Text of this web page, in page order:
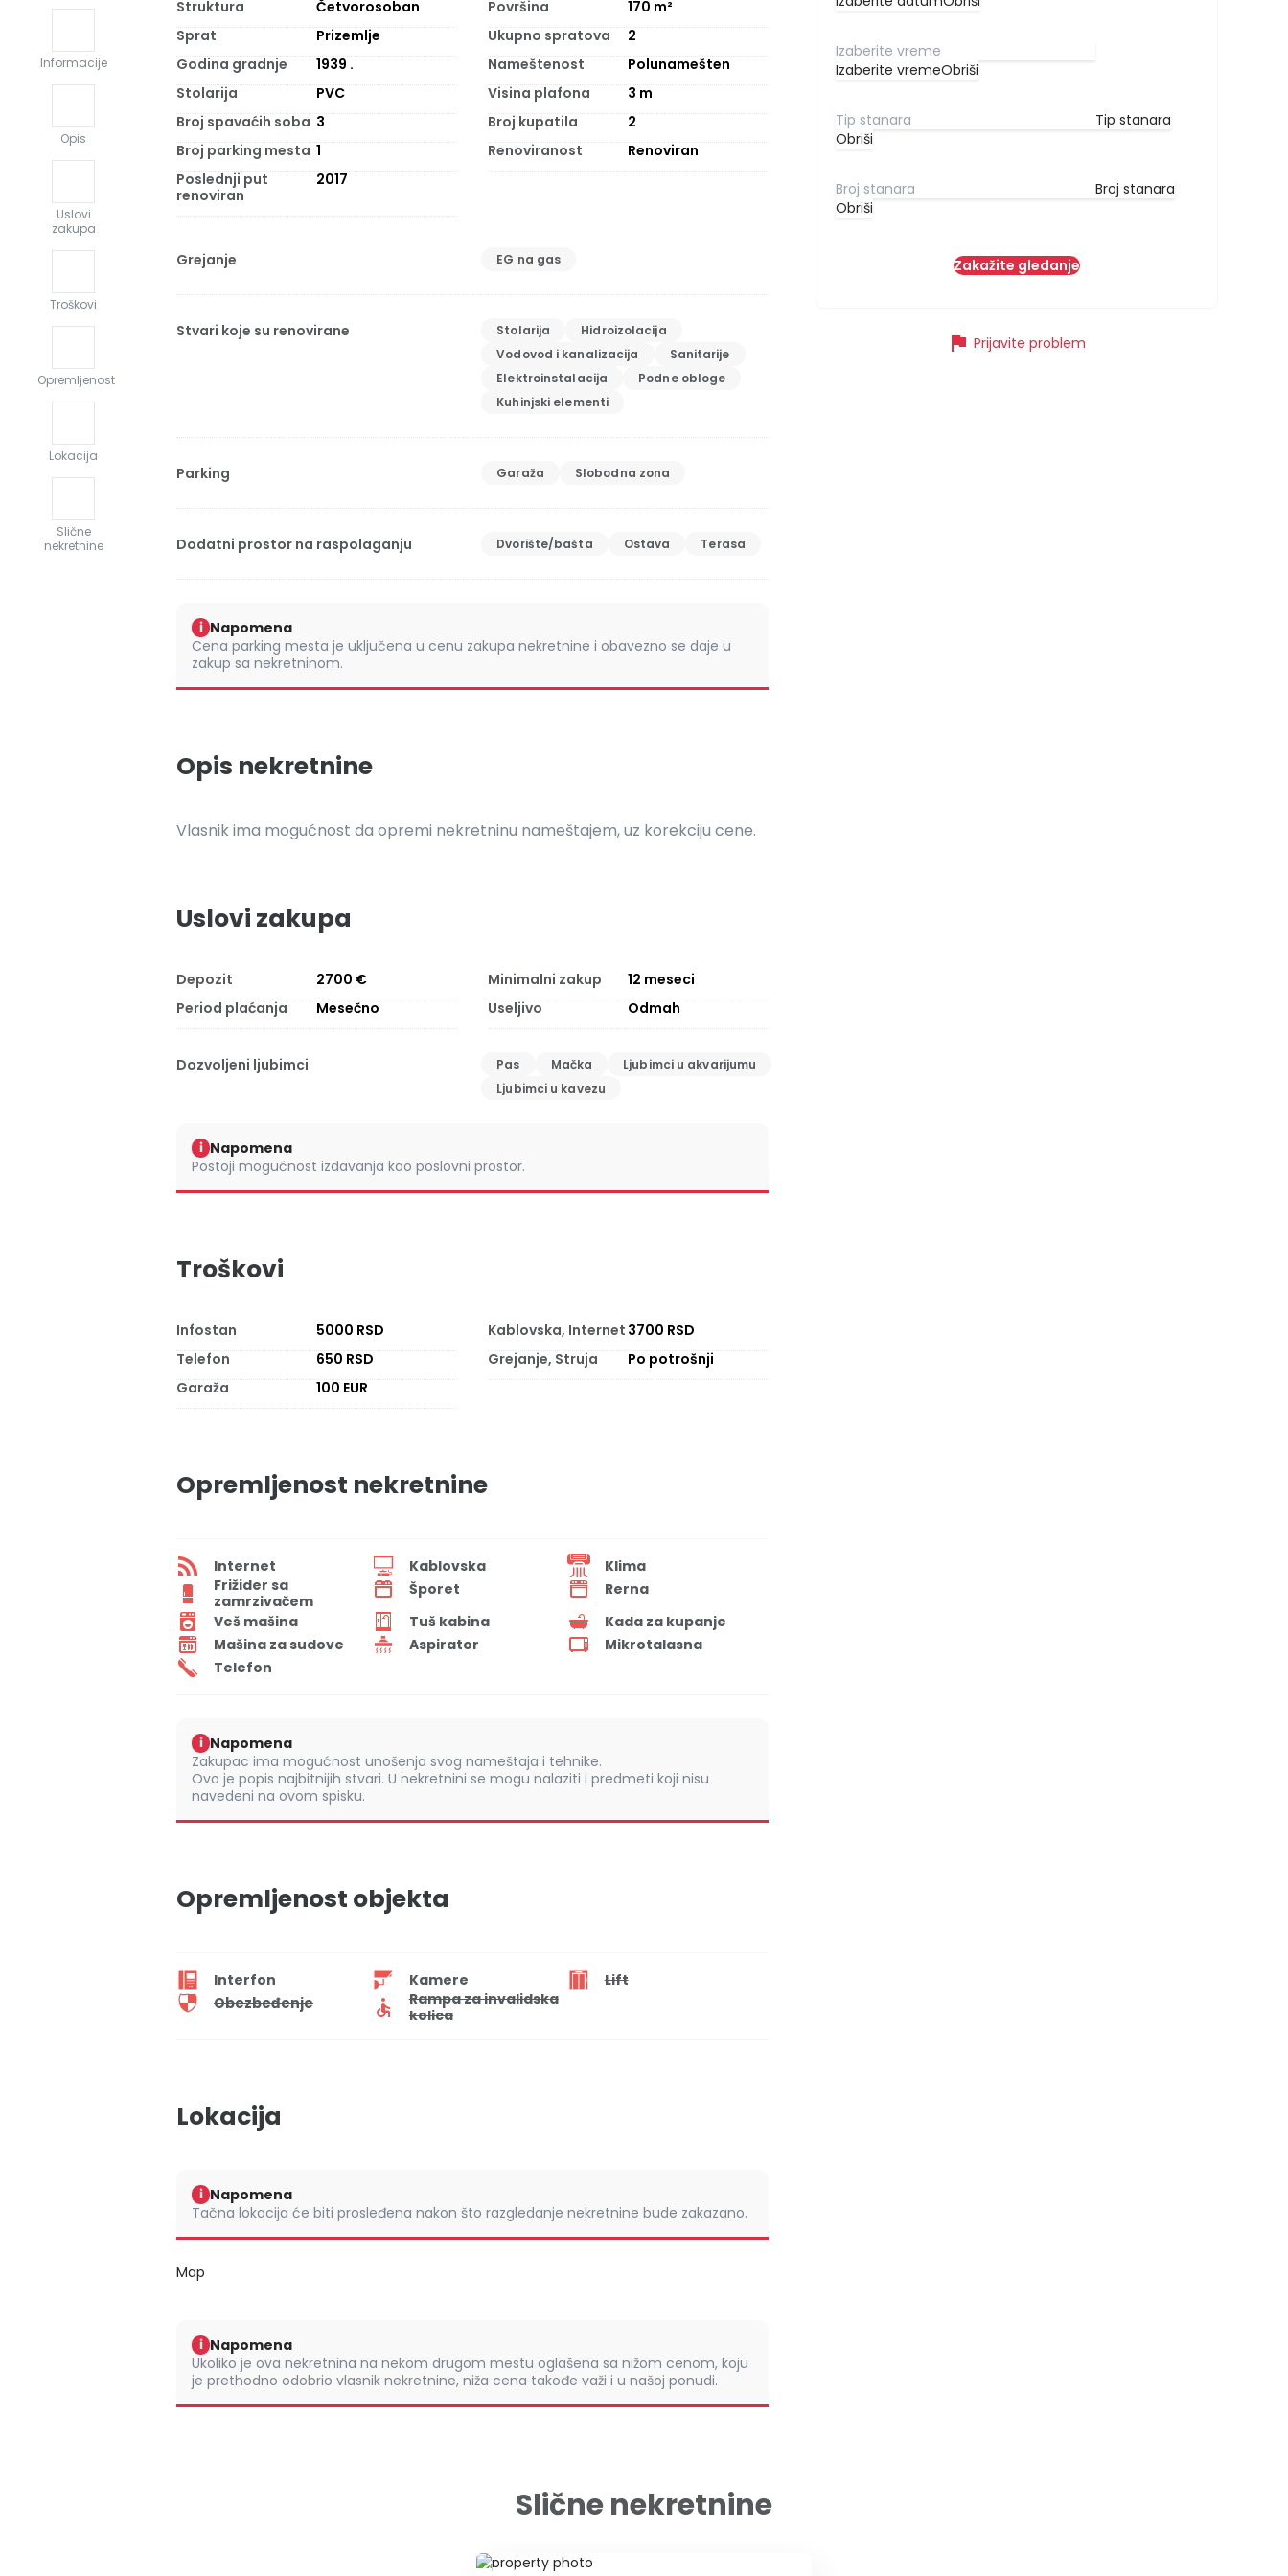
Informacije
Opis
Uslovi
zakupa
Troškovi
Opremljenost
Lokacija
Slične
nekretnine
Struktura Četvorosoban Površina 170 m²
Sprat
Prizemlje Ukupno spratova
2
Godina gradnje
1939 . Nameštenost
Polunamešten
Stolarija
PVC Visina plafona 3 m
Broj spavaćih soba 3 Broj kupatila
2
Broj parking mesta 1 Renoviranost
Renoviran
Poslednji put
renoviran
2017
Grejanje EG na gas
Stvari koje su renovirane Stolarija
Hidroizolacija
Vodovod i kanalizacija
Sanitarije
Elektroinstalacija
Podne obloge
Kuhinjski elementi
Parking Garaža Slobodna zona
Dodatni prostor na raspolaganju Dvorište/bašta Ostava Terasa
i Napomena
Cena parking mesta je uključena u cenu zakupa nekretnine i obavezno se daje u
zakup sa nekretninom.
Opis nekretnine
Vlasnik ima mogućnost da opremi nekretninu nameštajem, uz korekciju cene.
Uslovi zakupa
Depozit 2700 € Minimalni zakup 12 meseci
Period plaćanja
Mesečno Useljivo Odmah
Dozvoljeni ljubimci Pas Mačka
Ljubimci u akvarijumu
Ljubimci u kavezu
i Napomena
Postoji mogućnost izdavanja kao poslovni prostor.
Troškovi
Infostan 5000 RSD Kablovska, Internet 3700 RSD
Telefon
650 RSD Grejanje, Struja
Po potrošnji
Garaža
100 EUR
Opremljenost nekretnine
Internet Kablovska
Klima
Frižider sa
zamrzivačem
Šporet
Rerna
Veš mašina
Tuš kabina
Kada za kupanje
Mašina za sudove
Aspirator
Mikrotalasna
Telefon
i Napomena
Zakupac ima mogućnost unošenja svog nameštaja i tehnike.
Ovo je popis najbitnijih stvari. U nekretnini se mogu nalaziti i predmeti koji nisu
navedeni na ovom spisku.
Opremljenost objekta
Interfon Kamere
Lift
Obezbeđenje
Rampa za invalidska
kolica
Lokacija
i Napomena
Tačna lokacija će biti prosleđena nakon što razgledanje nekretnine bude zakazano.
Map
i Napomena
Ukoliko je ova nekretnina na nekom drugom mestu oglašena sa nižom cenom, koju
je prethodno odobrio vlasnik nekretnine, niža cena takođe važi i u našoj ponudi.
Izaberite vremeObriši
Tip stanara
Obriši
Broj stanara
Obriši
Zakažite gledanje
flag Prijavite problem
Slične nekretnine
ID 44159